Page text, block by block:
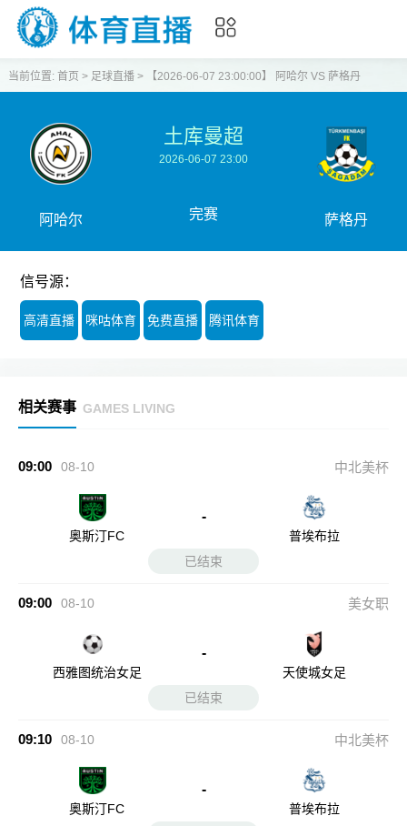
当前位置: 首页 > 足球直播> 【2026-06-07 23:00:00】 阿哈尔 VS 萨格丹
阿哈尔
土库曼超
2026-06-07 23:00
完赛 萨格丹
信号源：
高清直播 咪咕体育 免费直播 腾讯体育
相关赛事 GAMES LIVING
09:00 08-10 中北美杯
奥斯汀FC
-
普埃布拉
已结束
09:00 08-10 美女职
西雅图统治女足
-
天使城女足
已结束
09:10 08-10 中北美杯
奥斯汀FC
-
普埃布拉